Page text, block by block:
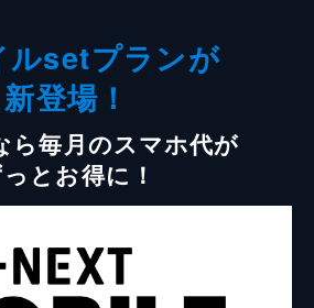
ルsetプランが
新登場！
ら毎月のスマホ代が
とお得に！